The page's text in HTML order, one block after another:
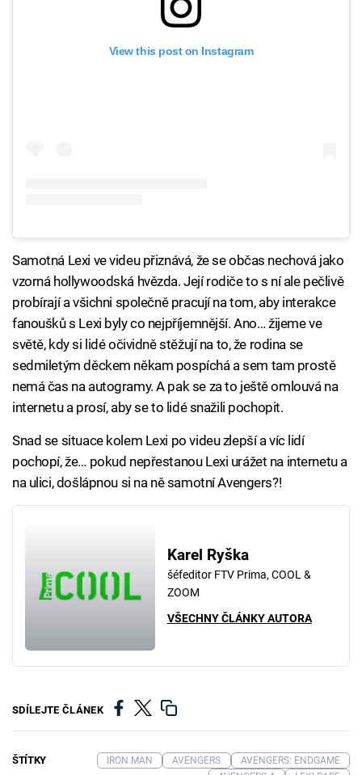
View this post on Instagram
Samotná Lexi ve videu přiznává, že se občas nechová jako
vzorná hollywoodská hvězda. Její rodiče to s ní ale pečlivě
probírají a všichni společně pracují na tom, aby interakce
fanoušků s Lexi byly co nejpříjemnější. Ano… žijeme ve
světě, kdy si lidé očividně stěžují na to, že rodina se
sedmiletým děckem někam pospíchá a sem tam prostě
nemá čas na autogramy. A pak se za to ještě omlouvá na
internetu a prosí, aby se to lidé snažili pochopit.
Snad se situace kolem Lexi po videu zlepší a víc lidí
pochopí, že… pokud nepřestanou Lexi urážet na internetu a
na ulici, došlápnou si na ně samotní Avengers?!
Karel Ryška
šéfeditor FTV Prima, COOL &
ZOOM
VŠECHNY ČLÁNKY AUTORA
SDÍLEJTE ČLÁNEK
ŠTÍTKY IRON MAN AVENGERS
AVENGERS: ENDGAME